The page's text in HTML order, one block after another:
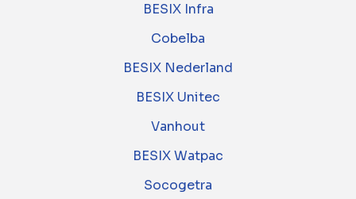
BESIX Infra
Cobelba
BESIX Nederland
BESIX Unitec
Vanhout
BESIX Watpac
Socogetra